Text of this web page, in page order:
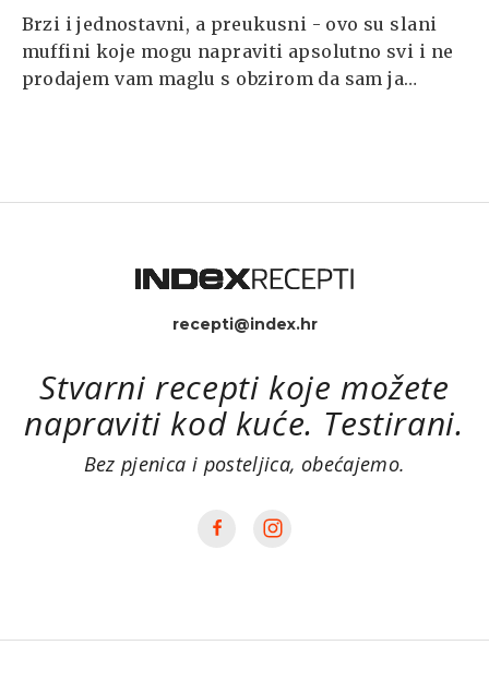
Brzi i jednostavni, a preukusni - ovo su slani
muffini koje mogu napraviti apsolutno svi i ne
prodajem vam maglu s obzirom da sam ja
zadovoljna nepca uz minimalnu količinu tvog
recepti@index.hr
Stvarni recepti koje možete
napraviti kod kuće. Testirani.
Bez pjenica i posteljica, obećajemo.